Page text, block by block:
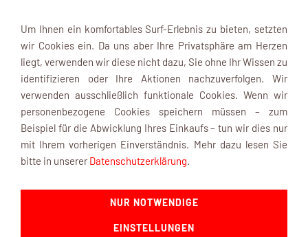
Navigation einblenden
INFOBOX
mk-modelltechnik macht Urlaub ...
ab dem 22. August 2026 und ist mit frischen Ideen ab dem
Um Ihnen ein komfortables Surf-Erlebnis zu bieten, setzten
wir Cookies ein. Da uns aber Ihre Privatsphäre am Herzen
liegt, verwenden wir diese nicht dazu, Sie ohne Ihr Wissen zu
identifizieren oder Ihre Aktionen nachzuverfolgen. Wir
verwenden ausschließlich funktionale Cookies. Wenn wir
personenbezogene Cookies speichern müssen – zum
Beispiel für die Abwicklung Ihres Einkaufs – tun wir dies nur
mit Ihrem vorherigen Einverständnis. Mehr dazu lesen Sie
bitte in unserer Datenschutzerklärung.
NUR NOTWENDIGE
EINSTELLUNGEN